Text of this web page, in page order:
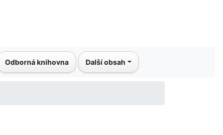
Odborná knihovna Další obsah